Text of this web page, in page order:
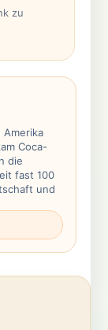
zu
Amerika
Coca-
die
fast 100
und